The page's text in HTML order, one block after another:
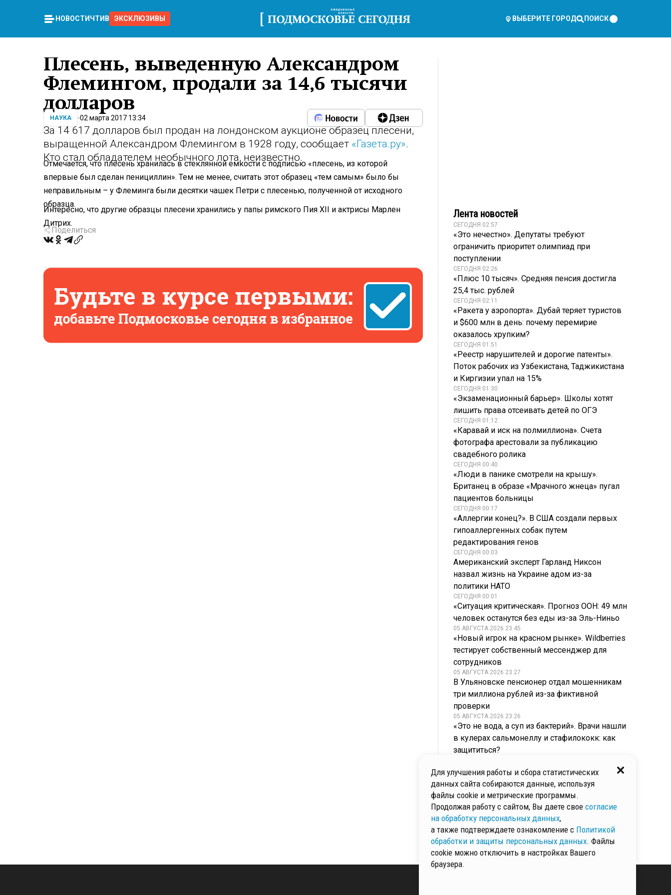
НОВОСТИ ЧТИВО ЭКСКЛЮЗИВЫ ВЫБЕРИТЕ ГОРОД ПОИСК
Плесень, выведенную Александром
Флемингом, продали за 14,6 тысячи
долларов
НАУКА 02 марта 2017 13:34
За 14 617 долларов был продан на лондонском аукционе образец плесени,
выращенной Александром Флемингом в 1928 году, сообщает «Газета.ру».
Кто стал обладателем необычного лота, неизвестно.
Отмечается, что плесень хранилась в стеклянной емкости с подписью «плесень, из которой
впервые был сделан пенициллин». Тем не менее, считать этот образец «тем самым» было бы
неправильным – у Флеминга были десятки чашек Петри с плесенью, полученной от исходного
образца.
Интересно, что другие образцы плесени хранились у папы римского Пия XII и актрисы Марлен
Дитрих.
Поделиться
Лента новостей
СЕГОДНЯ 02:57
«Это нечестно». Депутаты требуют
ограничить приоритет олимпиад при
поступлении
СЕГОДНЯ 02:26
«Плюс 10 тысяч». Средняя пенсия достигла
25,4 тыс. рублей
СЕГОДНЯ 02:11
«Ракета у аэропорта». Дубай теряет туристов
и $600 млн в день: почему перемирие
оказалось хрупким?
СЕГОДНЯ 01:51
«Реестр нарушителей и дорогие патенты».
Поток рабочих из Узбекистана, Таджикистана
и Киргизии упал на 15%
СЕГОДНЯ 01:30
«Экзаменационный барьер». Школы хотят
лишить права отсеивать детей по ОГЭ
СЕГОДНЯ 01:12
«Каравай и иск на полмиллиона». Счета
фотографа арестовали за публикацию
свадебного ролика
СЕГОДНЯ 00:40
«Люди в панике смотрели на крышу».
Британец в образе «Мрачного жнеца» пугал
пациентов больницы
СЕГОДНЯ 00:17
«Аллергии конец?». В США создали первых
гипоаллергенных собак путем
редактирования генов
СЕГОДНЯ 00:03
Американский эксперт Гарланд Никсон
назвал жизнь на Украине адом из-за
политики НАТО
СЕГОДНЯ 00:01
«Ситуация критическая». Прогноз ООН: 49 млн
человек останутся без еды из-за Эль-Ниньо
05 АВГУСТА 2026 23:45
«Новый игрок на красном рынке». Wildberries
тестирует собственный мессенджер для
сотрудников
05 АВГУСТА 2026 23:27
В Ульяновске пенсионер отдал мошенникам
три миллиона рублей из-за фиктивной
проверки
05 АВГУСТА 2026 23:26
«Это не вода, а суп из бактерий». Врачи нашли
в кулерах сальмонеллу и стафилококк: как
защититься?
Заменили депутатов: в Бразилии стадо
капибар бесцеремонно ворвалось
на заседание парламента
05 АВГУСТА 2026 23:25
Опасный дебошир обезврежен: полицейские
скрутили петербуржца с холодным оружием
в руках
Для улучшения работы и сбора статистических
данных сайта собираются данные, используя
файлы cookie и метрические программы.
Продолжая работу с сайтом, Вы даете свое согласие
на обработку персональных данных,
а также подтверждаете ознакомление с Политикой
обработки и защиты персональных данных. Файлы
cookie можно отключить в настройках Вашего
браузера.